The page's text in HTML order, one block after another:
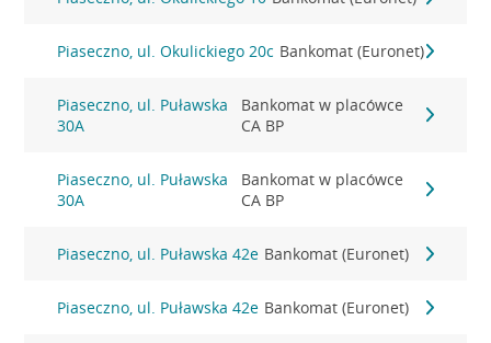
Piaseczno, ul. Okulickiego 20c Bankomat (Euronet)
Piaseczno, ul. Puławska
30A
Bankomat w placówce
CA BP
Piaseczno, ul. Puławska
30A
Bankomat w placówce
CA BP
Piaseczno, ul. Puławska 42e Bankomat (Euronet)
Piaseczno, ul. Puławska 42e Bankomat (Euronet)